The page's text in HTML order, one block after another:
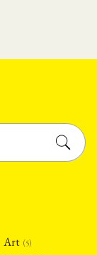
Art (5)